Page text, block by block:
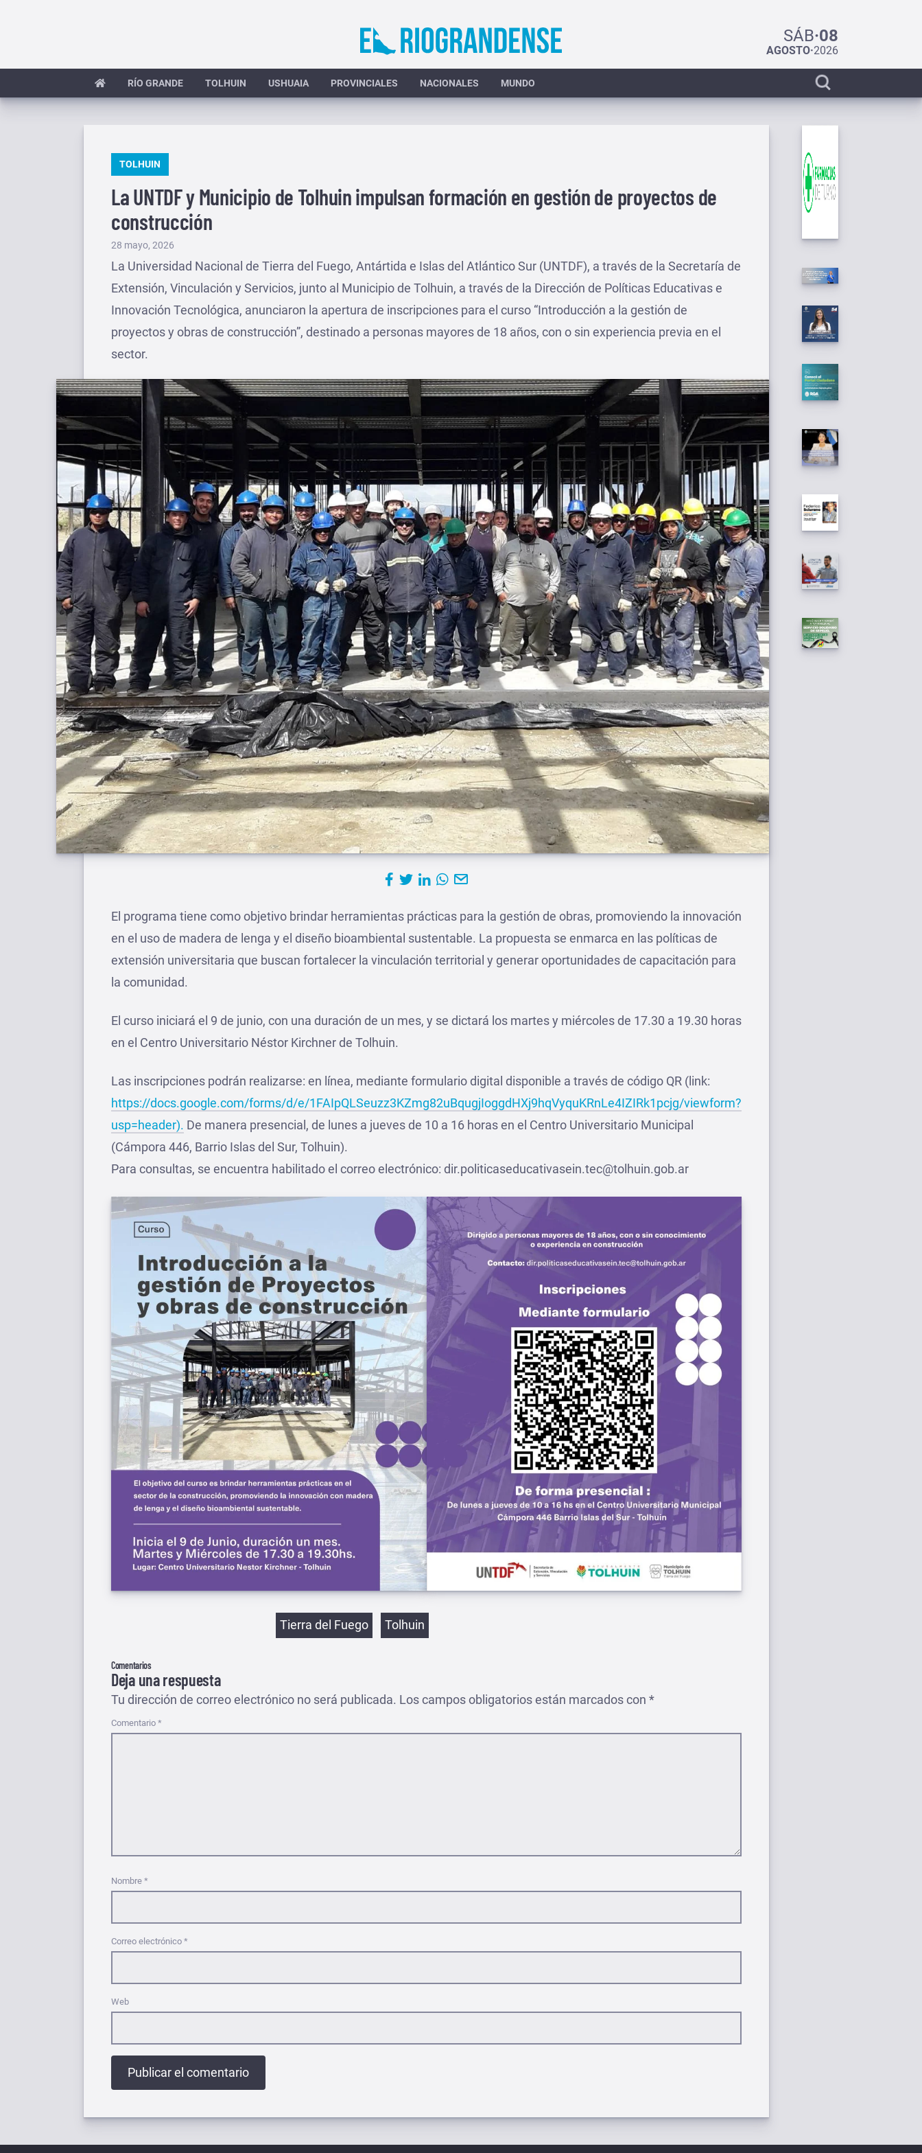
SÁB·08
AGOSTO·2026
RÍO GRANDE TOLHUIN USHUAIA PROVINCIALES NACIONALES MUNDO
Display
search
PUBLICADO
TOLHUIN
La UNTDF y Municipio de Tolhuin impulsan formación en gestión de proyectos de
construcción
Publicado
el
28 mayo, 2026
La Universidad Nacional de Tierra del Fuego, Antártida e Islas del Atlántico Sur (UNTDF), a través de la Secretaría de
Extensión, Vinculación y Servicios, junto al Municipio de Tolhuin, a través de la Dirección de Políticas Educativas e
Innovación Tecnológica, anunciaron la apertura de inscripciones para el curso “Introducción a la gestión de
proyectos y obras de construcción”, destinado a personas mayores de 18 años, con o sin experiencia previa en el
sector.
El programa tiene como objetivo brindar herramientas prácticas para la gestión de obras, promoviendo la innovación
en el uso de madera de lenga y el diseño bioambiental sustentable. La propuesta se enmarca en las políticas de
extensión universitaria que buscan fortalecer la vinculación territorial y generar oportunidades de capacitación para
la comunidad.
El curso iniciará el 9 de junio, con una duración de un mes, y se dictará los martes y miércoles de 17.30 a 19.30 horas
en el Centro Universitario Néstor Kirchner de Tolhuin.
Las inscripciones podrán realizarse: en línea, mediante formulario digital disponible a través de código QR (link:
https://docs.google.com/forms/d/e/1FAIpQLSeuzz3KZmg82uBqugjIoggdHXj9hqVyquKRnLe4IZIRk1pcjg/viewform?
usp=header). De manera presencial, de lunes a jueves de 10 a 16 horas en el Centro Universitario Municipal
(Cámpora 446, Barrio Islas del Sur, Tolhuin).
Para consultas, se encuentra habilitado el correo electrónico: dir.politicaseducativasein.tec@tolhuin.gob.ar
Etiquetas
Tierra del Fuego Tolhuin
Comentarios
Deja una respuesta
Tu dirección de correo electrónico no será publicada. Los campos obligatorios están marcados con *
Comentario *
Nombre *
Correo electrónico *
Web